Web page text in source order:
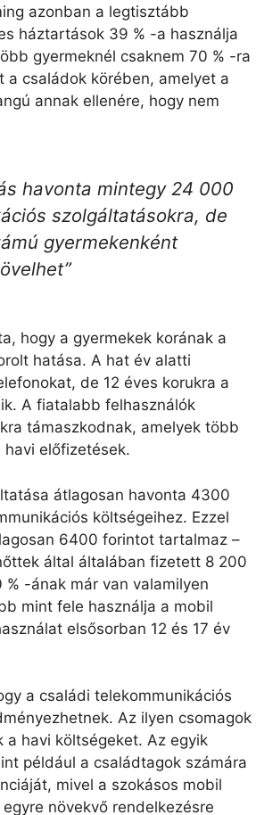
azonban a legtisztább
háztartások 39 % -a használja
gyermeknél csaknem 70 % -ra
a családok körében, amelyet a
annak ellenére, hogy nem
havonta mintegy 24 000
szolgáltatásokra, de
gyermekenként
hogy a gyermekek korának a
hatása. A hat év alatti
de 12 éves korukra a
A fiatalabb felhasználók
támaszkodnak, amelyek több
előfizetések.
átlagosan havonta 4300
költségeihez. Ezzel
6400 forintot tartalmaz –
által általában fizetett 8 200
-ának már van valamilyen
mint fele használja a mobil
elsősorban 12 és 17 év
a családi telekommunikációs
Az ilyen csomagok
a havi költségeket. Az egyik
például a családtagok számára
mivel a szokásos mobil
növekvő rendelkezésre